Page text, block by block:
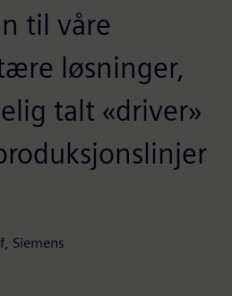
til våre
løsninger,
talt «driver»
Siemens